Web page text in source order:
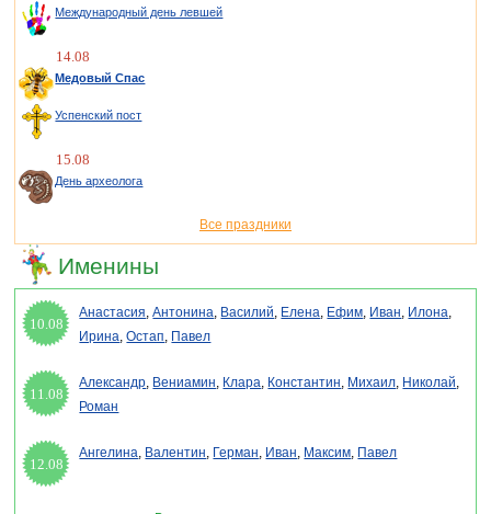
Международный день левшей
14.08
Медовый Спас
Успенский пост
15.08
День археолога
Все праздники
Именины
10.08
Анастасия,Антонина, Василий, Елена, Ефим, Иван, Илона,
Ирина,Остап, Павел
11.08
Александр, Вениамин, Клара, Константин, Михаил, Николай,
Роман
12.08
Ангелина, Валентин, Герман, Иван, Максим, Павел